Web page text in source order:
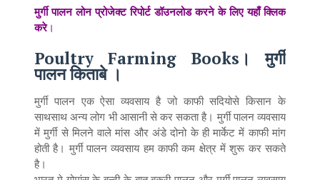
मुर्गी पालन लोन प्रोजेक्ट रिपोर्ट डॉउनलोड करने के लिए यहाँ क्लिक
करे।
Poultry Farming Books। मुर्गी
पालन किताबे ।
मुर्गी पालन एक ऐसा व्यवसाय है जो काफी सदियोसे किसान के
साथसाथ अन्य लोग भी आसानी से कर सकता है। मुर्गी पालन व्यवसाय
में मुर्गी से मिलने वाले मांस और अंडे दोनो के ही मार्केट में काफी मांग
होती है। मुर्गी पालन व्यवसाय हम काफी कम क्षेत्र में शुरू कर सकते
है।